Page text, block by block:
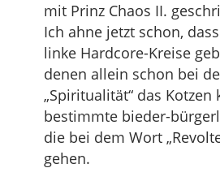
mit Prinz Chaos II.
Ich ahne jetzt schon,
linke Hardcore-Kreise
denen allein schon bei
„Spiritualität“ das
bestimmte bieder-
die bei dem Wort
gehen.